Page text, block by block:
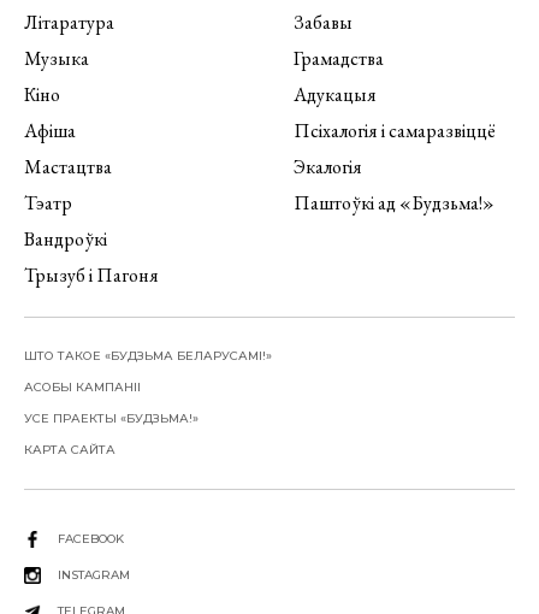
Літаратура
Музыка
Кіно
Афіша
Мастацтва
Тэатр
Вандроўкі
Трызуб і Пагоня
Забавы
Грамадства
Адукацыя
Псіхалогія і самаразвіццё
Экалогія
Паштоўкі ад «Будзьма!»
ШТО ТАКОЕ «БУДЗЬМА БЕЛАРУСАМІ!»
АСОБЫ КАМПАНІІ
УСЕ ПРАЕКТЫ «БУДЗЬМА!»
КАРТА САЙТА
FACEBOOK
INSTAGRAM
TELEGRAM